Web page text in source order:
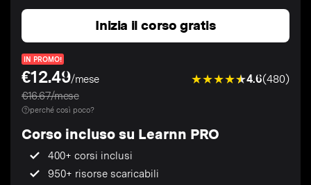
Inizia il corso gratis
IN PROMO!
€12.49/mese
€16.67/mese
4.6(480)
perché così poco?
Corso incluso su Learnn PRO
400+ corsi inclusi
950+ risorse scaricabili